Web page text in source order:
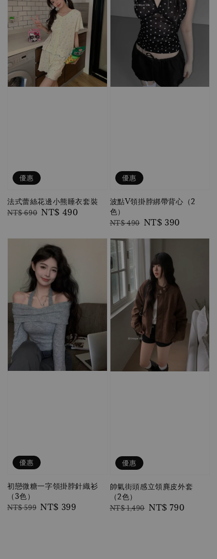
優惠
法式蕾絲花邊小熊睡衣套裝
Regular
NT$ 690 Sale
NT$ 490
優惠
波點V領掛脖綁帶背心（2
色）
Regular
NT$ 490 Sale
NT$ 390
優惠
初戀微糖一字領掛脖針織衫
（3色）
Regular
NT$ 599 Sale
NT$ 399
優惠
帥氣街頭感立領麂皮外套
（2色）
Regular
NT$ 1,490 Sale
NT$ 790